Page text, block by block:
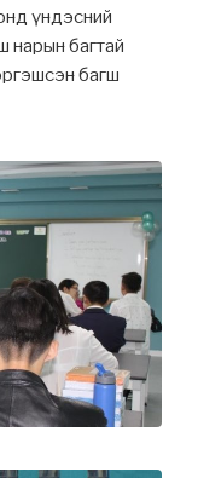
үндэсний
нарын багтай
багш